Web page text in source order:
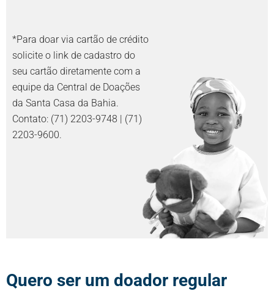
*Para doar via cartão de crédito
solicite o link de cadastro do
seu cartão diretamente com a
equipe da Central de Doações
da Santa Casa da Bahia.
Contato: (71) 2203-9748 | (71)
2203-9600.
Quero ser um doador regular